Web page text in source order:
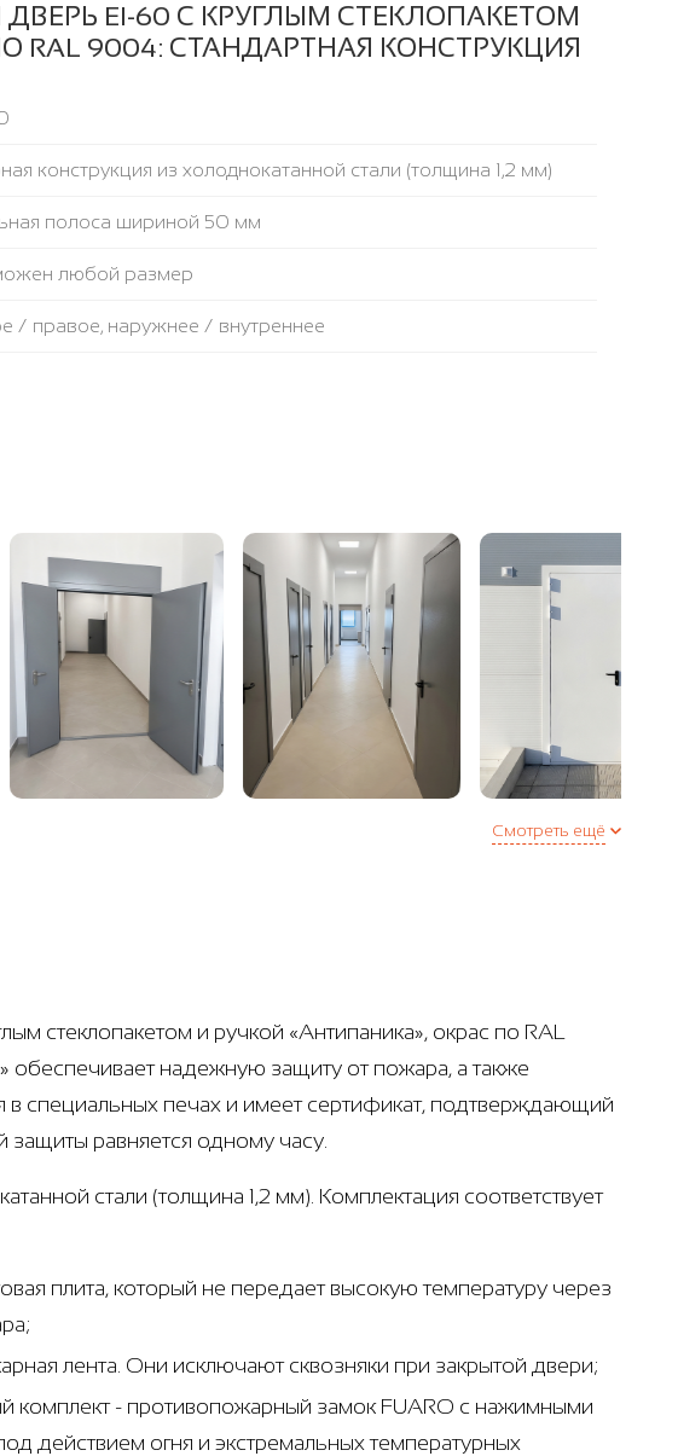
EI-60 С КРУГЛЫМ СТЕКЛОПАКЕТОМ
RAL 9004: СТАНДАРТНАЯ КОНСТРУКЦИЯ
конструкция из холоднокатанной стали (толщина 1,2 мм)
полоса шириной 50 мм
любой размер
/ правое, наружнее / внутреннее
Смотреть ещё
стеклопакетом и ручкой «Антипаника», окрас по RAL
обеспечивает надежную защиту от пожара, а также
специальных печах и имеет сертификат, подтверждающий
равняется одному часу.
стали (толщина 1,2 мм). Комплектация соответствует
плита, который не передает высокую температуру через
лента. Они исключают сквозняки при закрытой двери;
комплект - противопожарный замок FUARO с нажимными
действием огня и экстремальных температурных